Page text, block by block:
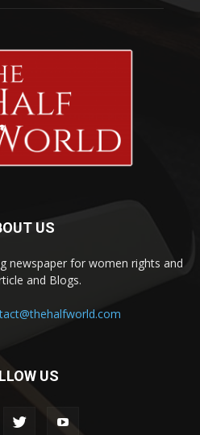
US
newspaper for women rights and
and Blogs.
US